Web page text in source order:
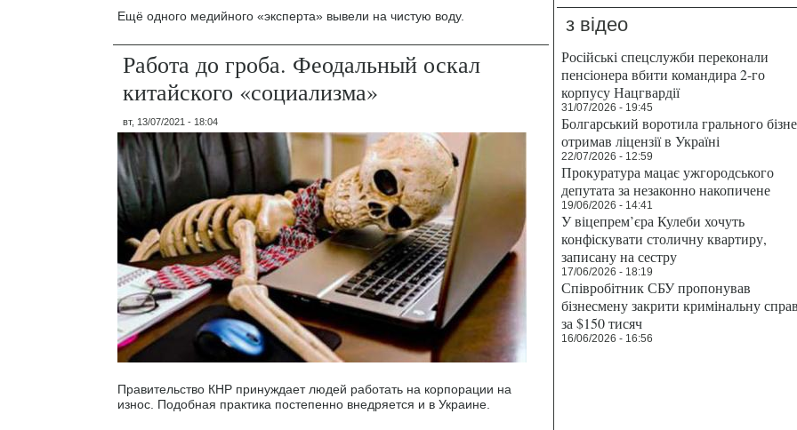
Ещё одного медийного «эксперта» вывели на чистую воду.
Работа до гроба. Феодальный оскал
китайского «социализма»
вт, 13/07/2021 - 18:04
Правительство КНР принуждает людей работать на корпорации на
износ. Подобная практика постепенно внедряется и в Украине.
з відео
Російські спецслужби переконали
пенсіонера вбити командира 2-го
корпусу Нацгвардії
31/07/2026 - 19:45
Болгарський воротила грального
отримав ліцензії в Україні
22/07/2026 - 12:59
Прокуратура мацає ужгородського
депутата за незаконно накопичене
19/06/2026 - 14:41
У віцепрем’єра Кулеби хочуть
конфіскувати столичну квартиру,
записану на сестру
17/06/2026 - 18:19
Співробітник СБУ пропонував
бізнесмену закрити кримінальну
за $150 тисяч
16/06/2026 - 16:56